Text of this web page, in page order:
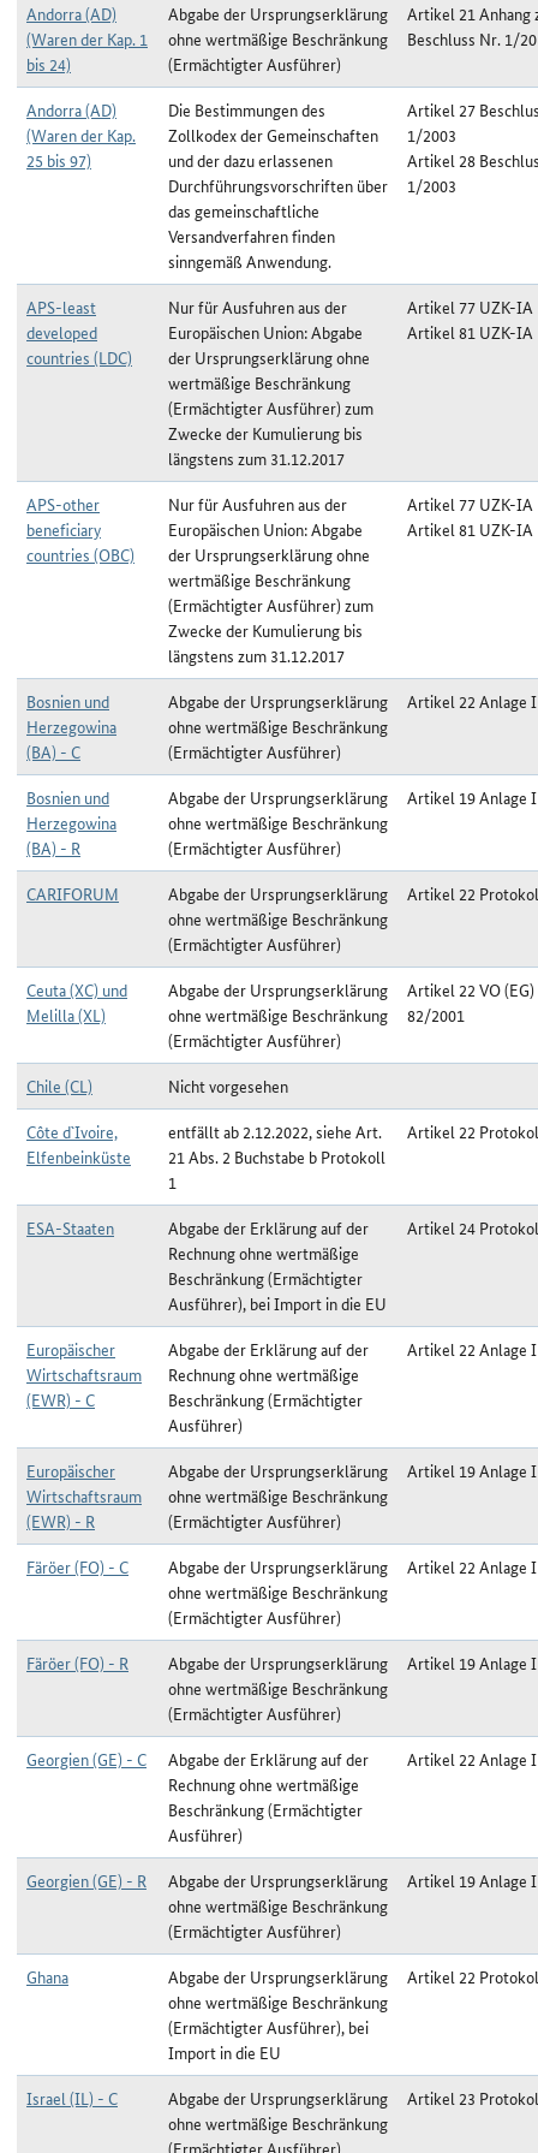
Andorra (AD)
(Waren der Kap. 1
bis 24)
Abgabe der Ursprungserklärung
ohne wertmäßige Beschränkung
(Ermächtigter Ausführer)
Artikel 21 Anhang
Beschluss Nr. 1/
Andorra (AD)
(Waren der Kap.
25 bis 97)
Die Bestimmungen des
Zollkodex der Gemeinschaften
und der dazu erlassenen
Durchführungsvorschriften über
das gemeinschaftliche
Versandverfahren finden
sinngemäß Anwendung.
Artikel 27
1/2003
Artikel 28
1/2003
APS-least
developed
countries (LDC)
Nur für Ausfuhren aus der
Europäischen Union: Abgabe
der Ursprungserklärung ohne
wertmäßige Beschränkung
(Ermächtigter Ausführer) zum
Zwecke der Kumulierung bis
längstens zum 31.12.2017
Artikel 77 UZK-IA
Artikel 81 UZK-IA
APS-other
beneficiary
countries (OBC)
Nur für Ausfuhren aus der
Europäischen Union: Abgabe
der Ursprungserklärung ohne
wertmäßige Beschränkung
(Ermächtigter Ausführer) zum
Zwecke der Kumulierung bis
längstens zum 31.12.2017
Artikel 77 UZK-IA
Artikel 81 UZK-IA
Bosnien und
Herzegowina
(BA) - C
Abgabe der Ursprungserklärung
ohne wertmäßige Beschränkung
(Ermächtigter Ausführer)
Artikel 22 Anlage I
Bosnien und
Herzegowina
(BA) - R
Abgabe der Ursprungserklärung
ohne wertmäßige Beschränkung
(Ermächtigter Ausführer)
Artikel 19 Anlage I
CARIFORUM
Abgabe der Ursprungserklärung
ohne wertmäßige Beschränkung
(Ermächtigter Ausführer)
Artikel 22
Ceuta (XC) und
Melilla (XL)
Abgabe der Ursprungserklärung
ohne wertmäßige Beschränkung
(Ermächtigter Ausführer)
Artikel 22 VO
82/2001
Chile (CL)
Nicht vorgesehen
Côte d`Ivoire,
Elfenbeinküste
entfällt ab 2.12.2022, siehe Art.
21 Abs. 2 Buchstabe b Protokoll
1
Artikel 22
ESA-Staaten
Abgabe der Erklärung auf der
Rechnung ohne wertmäßige
Beschränkung (Ermächtigter
Ausführer), bei Import in die EU
Artikel 24
Europäischer
Wirtschaftsraum
(EWR) - C
Abgabe der Erklärung auf der
Rechnung ohne wertmäßige
Beschränkung (Ermächtigter
Ausführer)
Artikel 22 Anlage I
Europäischer
Wirtschaftsraum
(EWR) - R
Abgabe der Ursprungserklärung
ohne wertmäßige Beschränkung
(Ermächtigter Ausführer)
Artikel 19 Anlage I
Färöer (FO) - C
Abgabe der Ursprungserklärung
ohne wertmäßige Beschränkung
(Ermächtigter Ausführer)
Artikel 22 Anlage I
Färöer (FO) - R
Abgabe der Ursprungserklärung
ohne wertmäßige Beschränkung
(Ermächtigter Ausführer)
Artikel 19 Anlage I
Georgien (GE) - C
Abgabe der Erklärung auf der
Rechnung ohne wertmäßige
Beschränkung (Ermächtigter
Ausführer)
Artikel 22 Anlage I
Georgien (GE) - R
Abgabe der Ursprungserklärung
ohne wertmäßige Beschränkung
(Ermächtigter Ausführer)
Artikel 19 Anlage I
Ghana
Abgabe der Ursprungserklärung
ohne wertmäßige Beschränkung
(Ermächtigter Ausführer), bei
Import in die EU
Artikel 22
Israel (IL) - C
Abgabe der Ursprungserklärung
ohne wertmäßige Beschränkung
(Ermächtigter Ausführer)
Artikel 23